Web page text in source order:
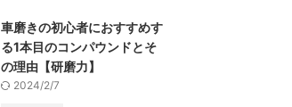
車磨きの初心者におすすめす
る1本目のコンパウンドとそ
の理由【研磨力】
2024/2/7